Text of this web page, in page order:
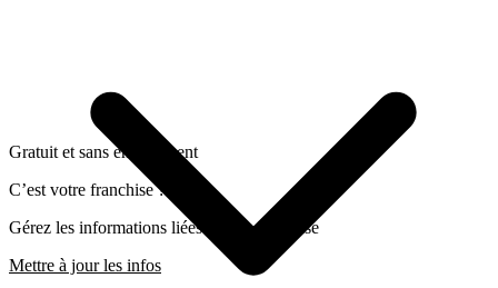
Gratuit et sans engagement
C’est votre franchise ?
Gérez les informations liées a cette franchise
Mettre à jour les infos